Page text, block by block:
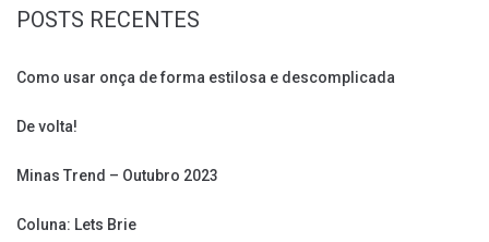
POSTS RECENTES
Como usar onça de forma estilosa e descomplicada
De volta!
Minas Trend – Outubro 2023
Coluna: Lets Brie